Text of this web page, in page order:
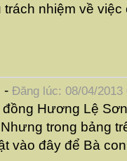
nhiệm về
- Đăng lúc: 08/04/2013
Hương Lệ
trong bảng
vào đây để Bà